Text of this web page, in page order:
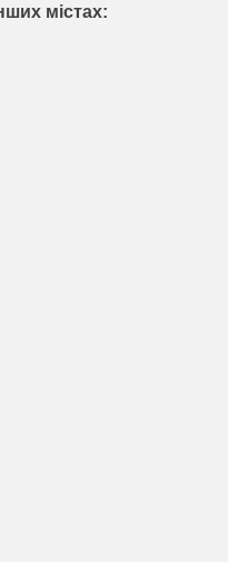
містах: